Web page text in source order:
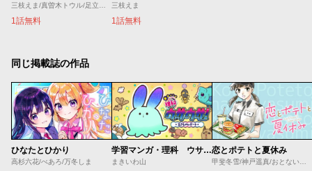
1話無料
三枝えま
1話無料
同じ掲載誌の作品
ひなたとひかり
高杉六花/べあろ/万冬しま
学習マンガ・理科 ウサウサ！
まきいわ山
恋とポテトと夏休み